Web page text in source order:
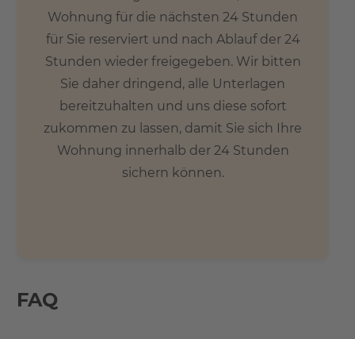
Wohnung für die nächsten 24 Stunden
für Sie reserviert und nach Ablauf der 24
Stunden wieder freigegeben. Wir bitten
Sie daher dringend, alle Unterlagen
bereitzuhalten und uns diese sofort
zukommen zu lassen, damit Sie sich Ihre
Wohnung innerhalb der 24 Stunden
sichern können.
FAQ